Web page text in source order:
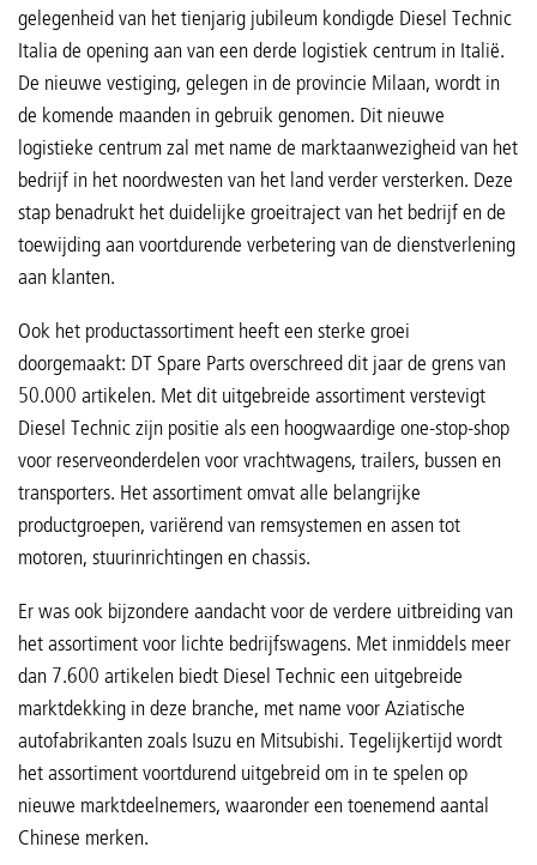
gelegenheid van het tienjarig jubileum kondigde Diesel Technic
Italia de opening aan van een derde logistiek centrum in Italië.
De nieuwe vestiging, gelegen in de provincie Milaan, wordt in
de komende maanden in gebruik genomen. Dit nieuwe
logistieke centrum zal met name de marktaanwezigheid van het
bedrijf in het noordwesten van het land verder versterken. Deze
stap benadrukt het duidelijke groeitraject van het bedrijf en de
toewijding aan voortdurende verbetering van de dienstverlening
aan klanten.
Ook het productassortiment heeft een sterke groei
doorgemaakt: DT Spare Parts overschreed dit jaar de grens van
50.000 artikelen. Met dit uitgebreide assortiment verstevigt
Diesel Technic zijn positie als een hoogwaardige one-stop-shop
voor reserveonderdelen voor vrachtwagens, trailers, bussen en
transporters. Het assortiment omvat alle belangrijke
productgroepen, variërend van remsystemen en assen tot
motoren, stuurinrichtingen en chassis.
Er was ook bijzondere aandacht voor de verdere uitbreiding van
het assortiment voor lichte bedrijfswagens. Met inmiddels meer
dan 7.600 artikelen biedt Diesel Technic een uitgebreide
marktdekking in deze branche, met name voor Aziatische
autofabrikanten zoals Isuzu en Mitsubishi. Tegelijkertijd wordt
het assortiment voortdurend uitgebreid om in te spelen op
nieuwe marktdeelnemers, waaronder een toenemend aantal
Chinese merken.